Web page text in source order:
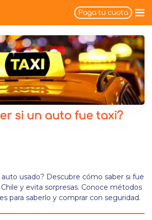
Paga tu cuota
si un auto fue taxi?
auto usado? Descubre cómo saber si fue
y evita sorpresas. Conoce métodos
para saberlo y comprar con seguridad.